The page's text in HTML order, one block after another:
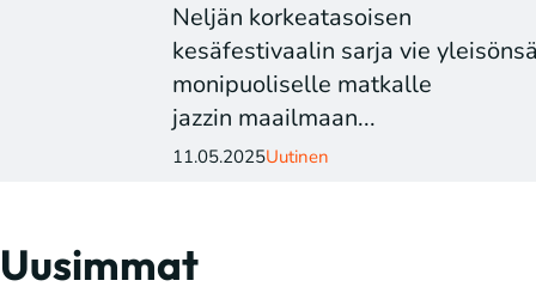
Neljän korkeatasoisen
kesäfestivaalin sarja vie
monipuoliselle matkalle
jazzin maailmaan...
11.05.2025Uutinen
Uusimmat